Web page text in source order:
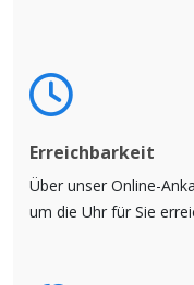
Erreichbarkeit
Über unser Online-
um die Uhr für Sie